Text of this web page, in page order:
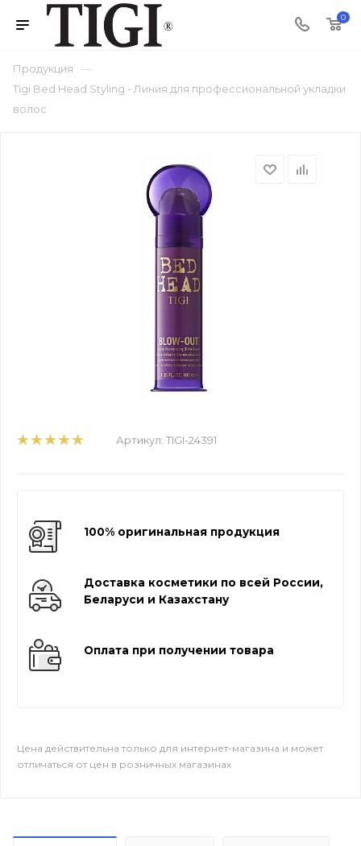
0
Продукция —
Tigi Bed Head Styling - Линия для профессиональной укладки
волос
Артикул: TIGI-24391
100% оригинальная продукция
Доставка косметики по всей России,
Беларуси и Казахстану
Оплата при получении товара
Цена действительна только для интернет-магазина и может
отличаться от цен в розничных магазинах